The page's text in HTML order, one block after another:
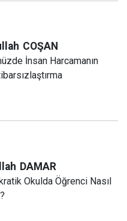
COŞAN
İnsan Harcamanın
DAMAR
Okulda Öğrenci Nasıl